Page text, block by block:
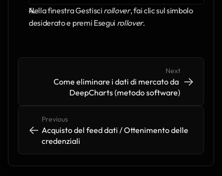
Nella finestra Gestisci rollover, fai clic sul simbolo
desiderato e premi Esegui rollover.
<- <-
Previous
Acquisto del feed dati / Ottenimento delle
credenziali
Next
Come eliminare i dati di mercato da
DeepCharts (metodo software)
-> ->